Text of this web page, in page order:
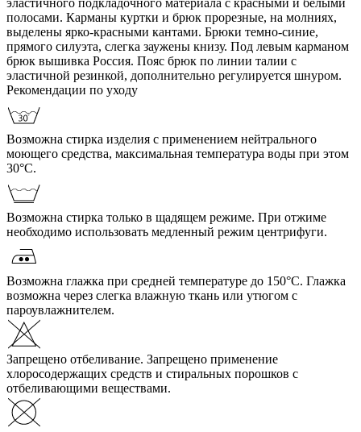
полосами. Карманы куртки и брюк прорезные, на молниях,
выделены ярко-красными кантами. Брюки темно-синие,
прямого силуэта, слегка заужены книзу. Под левым карманом
брюк вышивка Россия. Пояс брюк по линии талии с
эластичной резинкой, дополнительно регулируется шнуром.
Рекомендации по уходу
Возможна стирка изделия с применением нейтрального
моющего средства, максимальная температура воды при этом
30°С.
Возможна стирка только в щадящем режиме. При отжиме
необходимо использовать медленный режим центрифуги.
Возможна глажка при средней температуре до 150°С. Глажка
возможна через слегка влажную ткань или утюгом с
пароувлажнителем.
Запрещено отбеливание. Запрещено применение
хлоросодержащих средств и стиральных порошков с
отбеливающими веществами.